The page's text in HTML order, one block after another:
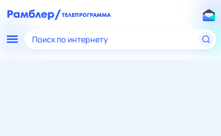
Поиск по интернету